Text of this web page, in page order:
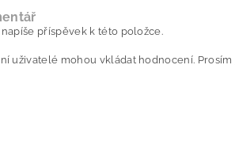
příspěvek k této položce.
uživatelé mohou vkládat hodnocení. Prosím